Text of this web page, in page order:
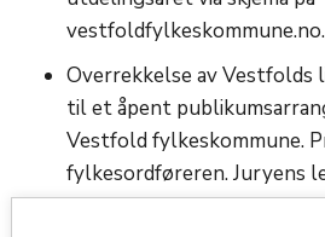
vestfoldfylkeskommune.no.
Overrekkelse av
til et åpent
Vestfold fylkeskommune.
fylkesordføreren. Juryens
der juryens begrunnelse